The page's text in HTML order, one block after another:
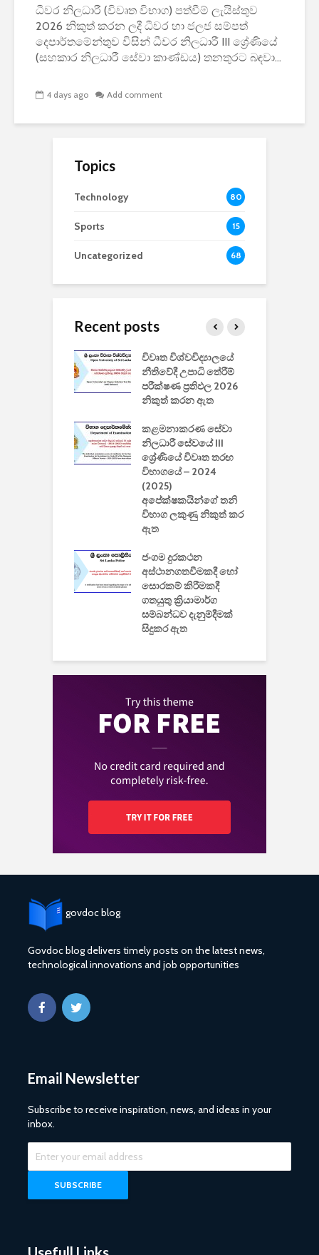
ධීවර නිලධාරී (විවෘත විභාග) පත්වීම් ලැයිස්තුව
2026 නිකුත් කරන ලදී ධීවර හා ජලජ සම්පත්
දෙපාර්තමේන්තුව විසින් ධීවර නිලධාරී III ශ්‍රේණියේ
(සහකාර නිලධාරී සේවා කාණ්ඩය) තනතුරට බඳවා...
4 days ago Add comment
Topics
Technology 80
Sports 15
Uncategorized 68
Recent posts
විවෘත විශ්වවිද්‍යාලයේ
නීතිවේදී උපාධි තේරීම්
පරීක්ෂණ ප්‍රතිඵල 2026
නිකුත් කරන ඇත
කළමනාකරණ සේවා
නිලධාරී සේවයේ III
ශ්‍රේණියේ විවෘත තරඟ
විභාගයේ – 2024
(2025)
අපේක්ෂකයින්ගේ තනි
විභාග ලකුණු නිකුත් කර
ඇත
ජංගම දුරකථන
අස්ථානගතවීමකදී හෝ
සොරකම් කිරීමකදී
ගතයුතු ක්‍රියාමාර්ග
සම්බන්ධව දැනුම්දීමක්
සිදුකර ඇත
govdoc blog
Govdoc blog delivers timely posts on the latest news,
technological innovations and job opportunities
Email Newsletter
Subscribe to receive inspiration, news, and ideas in your
inbox.